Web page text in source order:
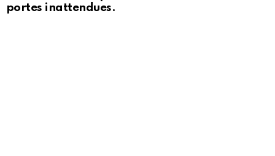
portes inattendues.